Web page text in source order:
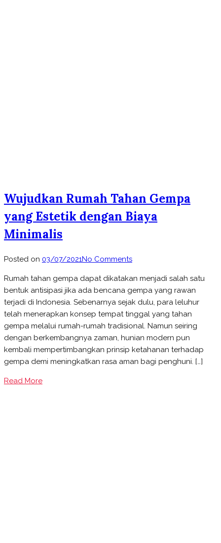
Wujudkan Rumah Tahan Gempa
yang Estetik dengan Biaya
Minimalis
Posted on 03/07/2021No Commentson
Rumah
Tahan
Gempa
yang
Estetik
dengan
Biaya
Minimalis
Rumah tahan gempa dapat dikatakan menjadi salah satu
bentuk antisipasi jika ada bencana gempa yang rawan
terjadi di Indonesia. Sebenarnya sejak dulu, para leluhur
telah menerapkan konsep tempat tinggal yang tahan
gempa melalui rumah-rumah tradisional. Namun seiring
dengan berkembangnya zaman, hunian modern pun
kembali mempertimbangkan prinsip ketahanan terhadap
gempa demi meningkatkan rasa aman bagi penghuni. […]
Read More